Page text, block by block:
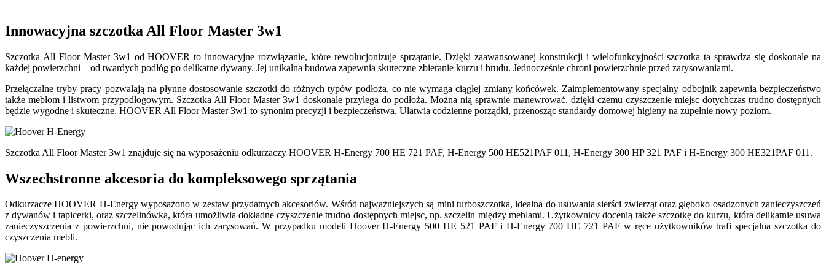
Innowacyjna szczotka All Floor Master 3w1
Szczotka All Floor Master 3w1 od HOOVER to innowacyjne rozwiązanie, które rewolucjonizuje sprzątanie. Dzięki zaawansowanej konstrukcji i wielofunkcyjności szczotka ta sprawdza się doskonale na
każdej powierzchni – od twardych podłóg po delikatne dywany. Jej unikalna budowa zapewnia skuteczne zbieranie kurzu i brudu. Jednocześnie chroni powierzchnie przed zarysowaniami.
Przełączalne tryby pracy pozwalają na płynne dostosowanie szczotki do różnych typów podłoża, co nie wymaga ciągłej zmiany końcówek. Zaimplementowany specjalny odbojnik zapewnia bezpieczeństwo
także meblom i listwom przypodłogowym. Szczotka All Floor Master 3w1 doskonale przylega do podłoża. Można nią sprawnie manewrować, dzięki czemu czyszczenie miejsc dotychczas trudno dostępnych
będzie wygodne i skuteczne. HOOVER All Floor Master 3w1 to synonim precyzji i bezpieczeństwa. Ułatwia codzienne porządki, przenosząc standardy domowej higieny na zupełnie nowy poziom.
Szczotka All Floor Master 3w1 znajduje się na wyposażeniu odkurzaczy HOOVER H-Energy 700 HE 721 PAF, H-Energy 500 HE521PAF 011, H-Energy 300 HP 321 PAF i H-Energy 300 HE321PAF 011.
Wszechstronne akcesoria do kompleksowego sprzątania
Odkurzacze HOOVER H-Energy wyposażono w zestaw przydatnych akcesoriów. Wśród najważniejszych są mini turboszczotka, idealna do usuwania sierści zwierząt oraz głęboko osadzonych zanieczyszczeń
z dywanów i tapicerki, oraz szczelinówka, która umożliwia dokładne czyszczenie trudno dostępnych miejsc, np. szczelin między meblami. Użytkownicy docenią także szczotkę do kurzu, która delikatnie usuwa
zanieczyszczenia z powierzchni, nie powodując ich zarysowań. W przypadku modeli Hoover H-Energy 500 HE 521 PAF i H-Energy 700 HE 721 PAF w ręce użytkowników trafi specjalna szczotka do
czyszczenia mebli.